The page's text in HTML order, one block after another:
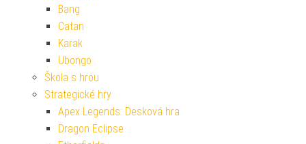
Bang
Catan
Karak
Ubongo
Škola s hrou
Strategické hry
Apex Legends: Desková hra
Dragon Eclipse